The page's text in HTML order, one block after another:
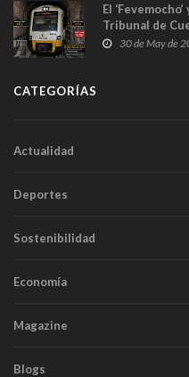
El
Tribunal de
sobrecoste de
30 de May de
CATEGORÍAS
Actualidad
Deportes
Sostenibilidad
Economía
Magazine
Blogs